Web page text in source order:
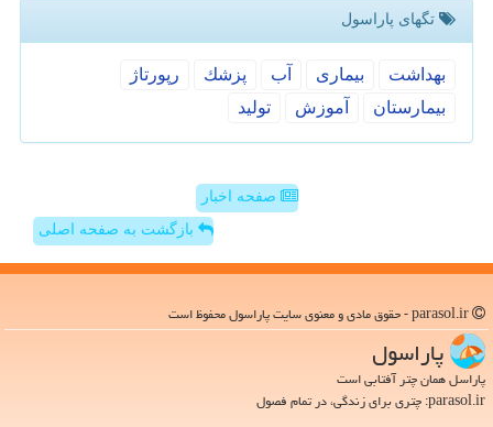
تگهای پاراسول
بهداشت بیماری آب پزشك
رپورتاژ
بیمارستان
آموزش تولید
صفحه اخبار
بازگشت به صفحه اصلی
پاراسول
پاراسل همان چتر آفتابی است
parasol.ir: چتری برای زندگی، در تمام فصول